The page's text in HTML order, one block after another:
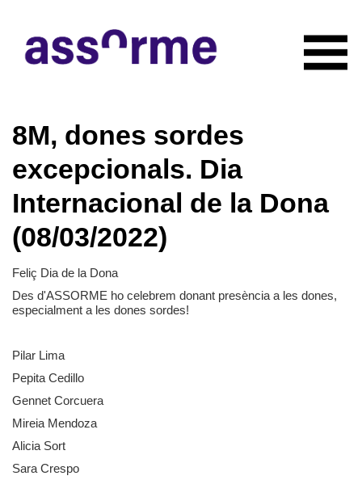
NOTICIAS
CONÓCENOS
Quiénes somos
Organigrama
Actividades
RECURSOS
CONTACTO
8M, dones sordes
excepcionals. Dia
Internacional de la Dona
(08/03/2022)
Feliç Dia de la Dona
Des d'ASSORME ho celebrem donant presència a les dones,
especialment a les dones sordes!
Pilar Lima
Pepita Cedillo
Gennet Corcuera
Mireia Mendoza
Alicia Sort
Sara Crespo